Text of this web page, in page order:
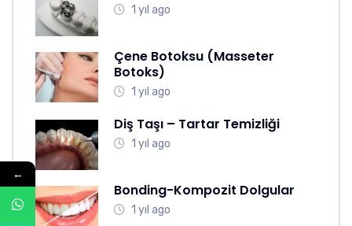
1 yıl ago
Çene Botoksu (Masseter
Botoks)
1 yıl ago
Diş Taşı – Tartar Temizliği
1 yıl ago
Bonding-Kompozit Dolgular
1 yıl ago
←